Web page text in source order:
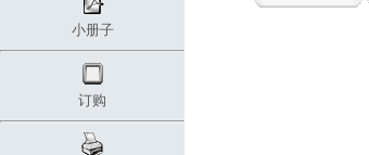
小册子
订购